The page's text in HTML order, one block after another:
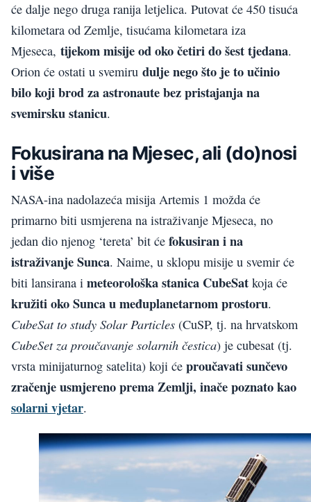
će dalje nego druga ranija letjelica. Putovat će 450 tisuća
kilometara od Zemlje, tisućama kilometara iza
Mjeseca, tijekom misije od oko četiri do šest tjedana.
Orion će ostati u svemiru dulje nego što je to učinio
bilo koji brod za astronaute bez pristajanja na
svemirsku stanicu.
Fokusirana na Mjesec, ali (do)nosi
i više
NASA-ina nadolazeća misija Artemis 1 možda će
primarno biti usmjerena na istraživanje Mjeseca, no
jedan dio njenog ‘tereta’ bit će fokusiran i na
istraživanje Sunca. Naime, u sklopu misije u svemir će
biti lansirana i meteorološka stanica CubeSat koja će
kružiti oko Sunca u međuplanetarnom prostoru.
CubeSat to study Solar Particles (CuSP, tj. na hrvatskom
CubeSet za proučavanje solarnih čestica) je cubesat (tj.
vrsta minijaturnog satelita) koji će proučavati sunčevo
zračenje usmjereno prema Zemlji, inače poznato kao
solarni vjetar.